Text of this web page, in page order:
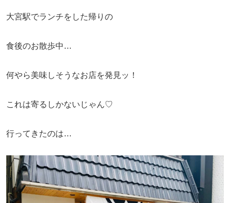
大宮駅でランチをした帰りの
食後のお散歩中…
何やら美味しそうなお店を発見ッ！
これは寄るしかないじゃん♡
行ってきたのは…